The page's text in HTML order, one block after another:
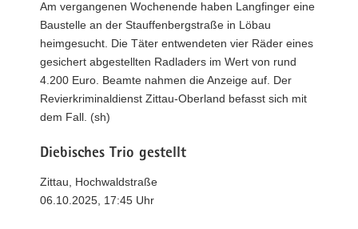
Am vergangenen Wochenende haben Langfinger eine
Baustelle an der Stauffenbergstraße in Löbau
heimgesucht. Die Täter entwendeten vier Räder eines
gesichert abgestellten Radladers im Wert von rund
4.200 Euro. Beamte nahmen die Anzeige auf. Der
Revierkriminaldienst Zittau-Oberland befasst sich mit
dem Fall. (sh)
Diebisches Trio gestellt
Zittau, Hochwaldstraße
06.10.2025, 17:45 Uhr